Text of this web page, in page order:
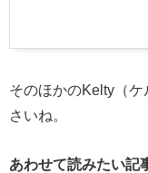
そのほかのKelty（
さいね。
あわせて読みたい記